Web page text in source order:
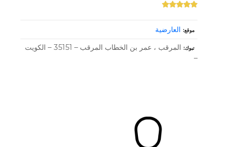
موقع العارضية
تبوك
المرقب ، عمر بن الخطاب المرقب – 35151 – الكويت
–